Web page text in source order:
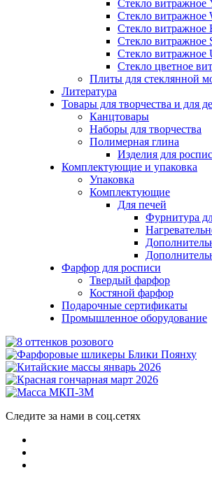
Стекло витражное
Стекло витражное
Стекло
Стекло витражное
Стекло витражное
Стекло цветное
Плиты для стеклянной
Литература
Товары для творчества и для
Канцтовары
Наборы для творчества
Полимерная глина
Изделия для
Комплектующие и упаковка
Упаковка
Комплектующие
Для печей
Фурнитура
Фарфор для росписи
Твердый фарфор
Костяной фарфор
Подарочные сертификаты
Промышленное оборудование
Следите за нами в соц.сетях